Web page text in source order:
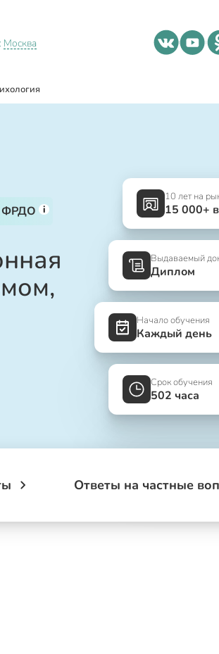
Москва
ФРДО i
10 лет на
15 000+
Выдаваемый
Диплом
Начало обучения
Каждый день
Срок обучения
502 часа
Ответы на частные